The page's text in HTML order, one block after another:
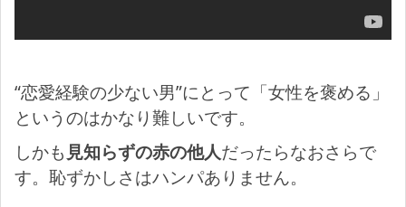
“恋愛経験の少ない男”にとって「女性を褒める」
というのはかなり難しいです。
しかも 見知らずの赤の他人だったらなおさらで
す。恥ずかしさはハンパありません。